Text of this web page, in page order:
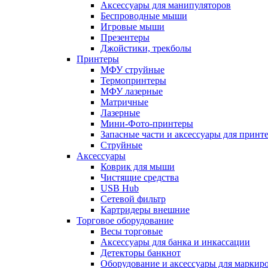
Аксессуары для манипуляторов
Беспроводные мыши
Игровые мыши
Презентеры
Джойстики, трекболы
Принтеры
МФУ струйные
Термопринтеры
МФУ лазерные
Матричные
Лазерные
Мини-Фото-принтеры
Запасные части и аксессуары для
Струйные
Аксессуары
Коврик для мыши
Чистящие средства
USB Hub
Сетевой фильтр
Картридеры внешние
Торговое оборудование
Весы торговые
Аксессуары для банка и инкассации
Детекторы банкнот
Оборудование и аксессуары для